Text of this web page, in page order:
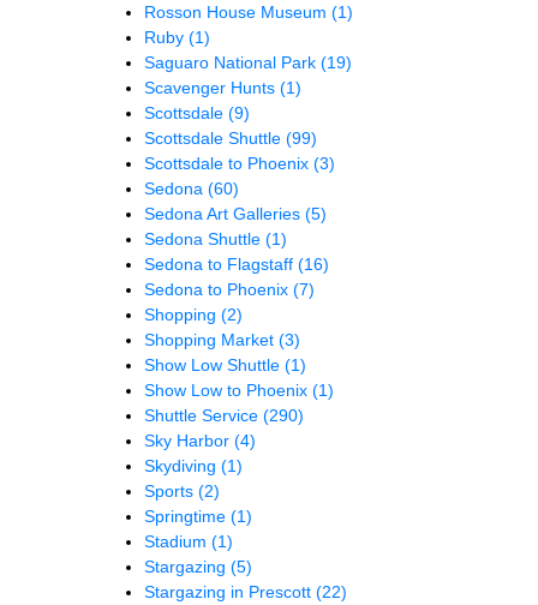
Rosson House Museum (1)
Ruby (1)
Saguaro National Park (19)
Scavenger Hunts (1)
Scottsdale (9)
Scottsdale Shuttle (99)
Scottsdale to Phoenix (3)
Sedona (60)
Sedona Art Galleries (5)
Sedona Shuttle (1)
Sedona to Flagstaff (16)
Sedona to Phoenix (7)
Shopping (2)
Shopping Market (3)
Show Low Shuttle (1)
Show Low to Phoenix (1)
Shuttle Service (290)
Sky Harbor (4)
Skydiving (1)
Sports (2)
Springtime (1)
Stadium (1)
Stargazing (5)
Stargazing in Prescott (22)